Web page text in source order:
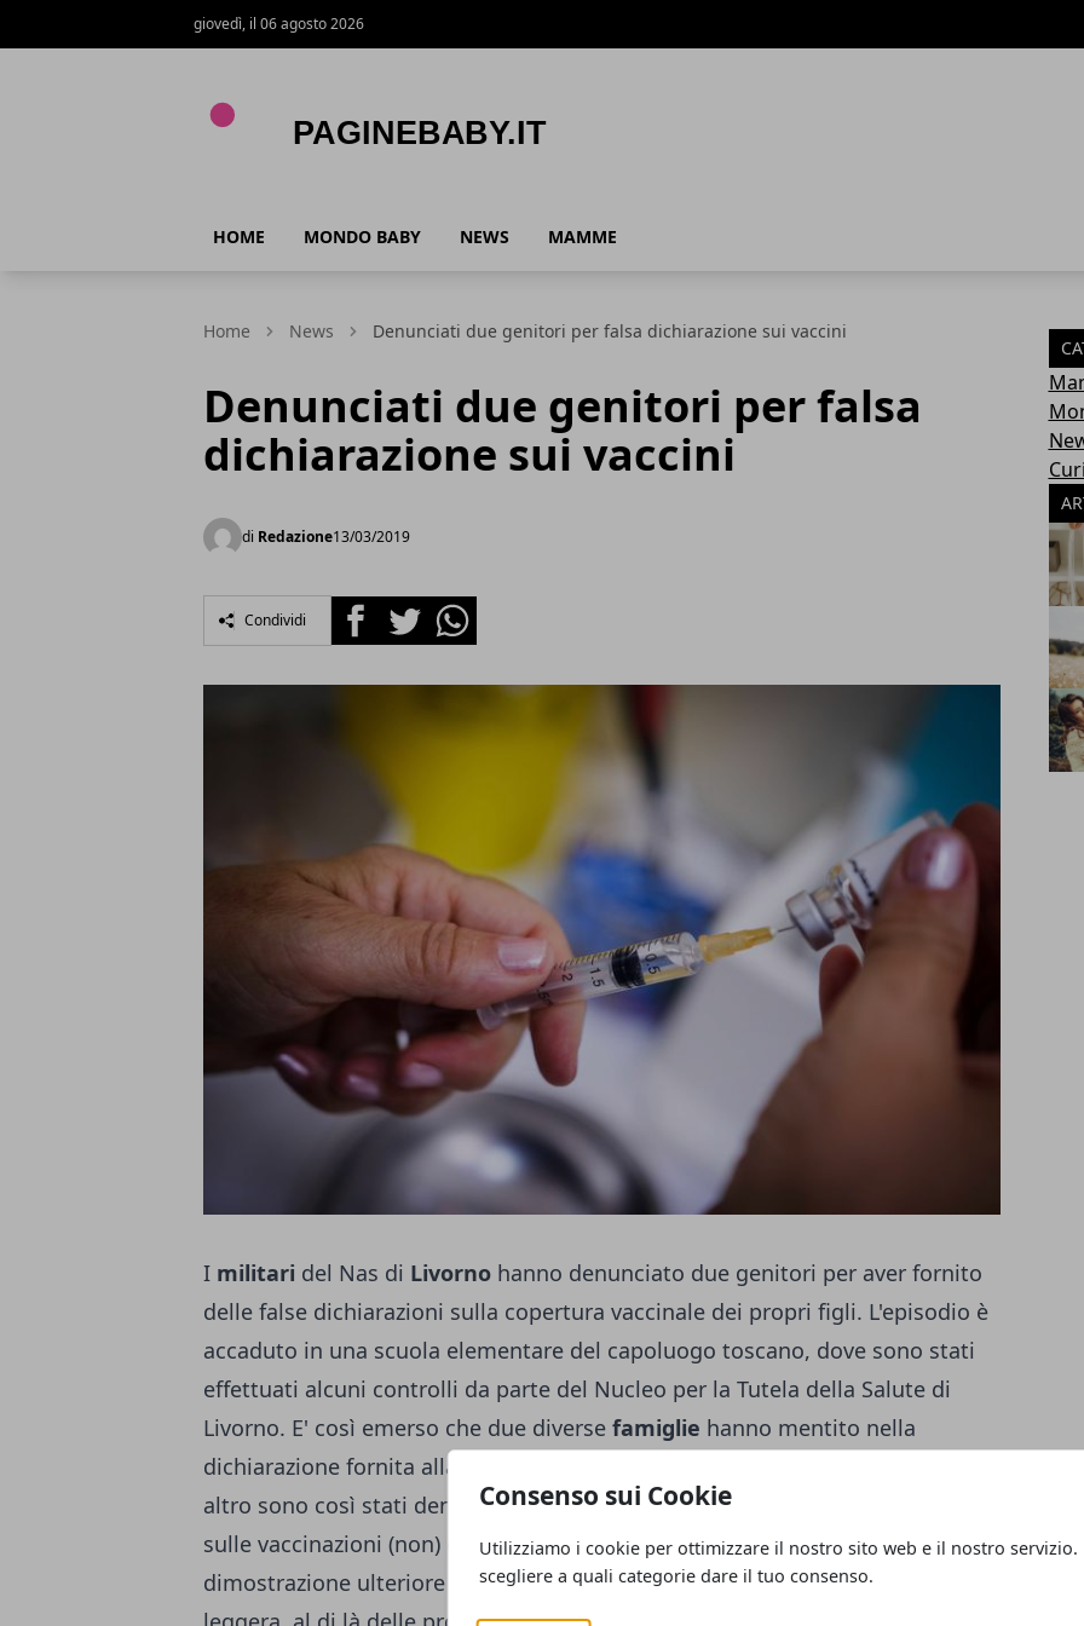
Consenso sui Cookie
Utilizziamo i cookie per ottimizzare il nostro sito web e il nostro servizio.
scegliere a quali categorie dare il tuo consenso.
giovedì, il 06 agosto 2026
HOME MONDO BABY NEWS MAMME
Home News Denunciati due genitori per falsa dichiarazione sui vaccini
Denunciati due genitori per falsa
dichiarazione sui vaccini
di Redazione13/03/2019
Condividi FacebookTwitterWhatsapp
I militari del Nas di Livorno hanno denunciato due genitori per aver fornito
delle false dichiarazioni sulla copertura vaccinale dei propri figli. L'episodio è
accaduto in una scuola elementare del capoluogo toscano, dove sono stati
effettuati alcuni controlli da parte del Nucleo per la Tutela della Salute di
Livorno. E' così emerso che due diverse famiglie hanno mentito nella
dichiarazione fornita alla scuola: il papà di un bambino e la mamma di un
altro sono così stati denunciati per falso in atto pubblico per aver mentito
sulle vaccinazioni (non) effettuate dai propri figli. Insomma, è la
dimostrazione ulteriore che si tratta di un tema da non prendere alla